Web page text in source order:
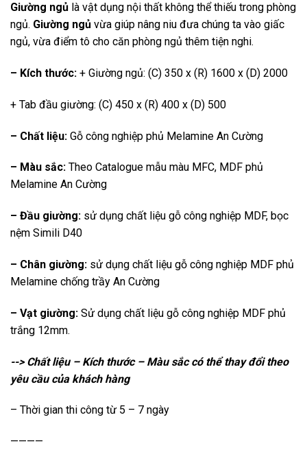
Giường ngủ là vật dụng nội thất không thể thiếu trong phòng
ngủ. Giường ngủ vừa giúp nâng niu đưa chúng ta vào giấc
ngủ, vừa điểm tô cho căn phòng ngủ thêm tiện nghi.
– Kích thước: + Giường ngủ: (C) 350 x (R) 1600 x (D) 2000
+ Tab đầu giường: (C) 450 x (R) 400 x (D) 500
– Chất liệu: Gỗ công nghiệp phủ Melamine An Cường
– Màu sắc: Theo Catalogue mẫu màu MFC, MDF phủ
Melamine An Cường
– Đầu giường: sử dụng chất liệu gỗ công nghiệp MDF, bọc
nệm Simili D40
– Chân giường: sử dụng chất liệu gỗ công nghiệp MDF phủ
Melamine chống trầy An Cường
– Vạt giường: Sử dụng chất liệu gỗ công nghiệp MDF phủ
trắng 12mm.
--> Chất liệu – Kích thước – Màu sắc có thể thay đổi theo
yêu cầu của khách hàng
– Thời gian thi công từ 5 – 7 ngày
————